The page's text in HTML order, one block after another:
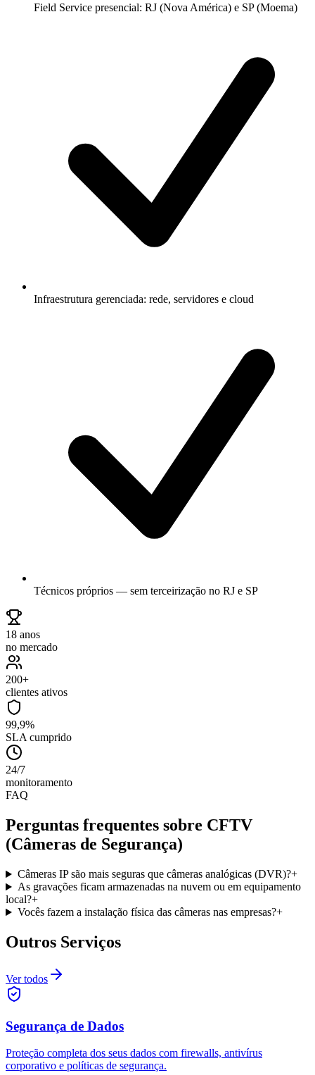
Field Service presencial: RJ (Nova América) e SP (Moema)
Infraestrutura gerenciada: rede, servidores e cloud
Técnicos próprios — sem terceirização no RJ e SP
18 anos
no mercado
200+
clientes ativos
99,9%
SLA cumprido
24/7
monitoramento
FAQ
Perguntas frequentes sobre CFTV
(Câmeras de Segurança)
Câmeras IP são mais seguras que câmeras analógicas (DVR)?+
As gravações ficam armazenadas na nuvem ou em equipamento
local?+
Vocês fazem a instalação física das câmeras nas empresas?+
Outros Serviços
Ver todos
Segurança de Dados
Proteção completa dos seus dados com firewalls, antivírus
corporativo e políticas de segurança.